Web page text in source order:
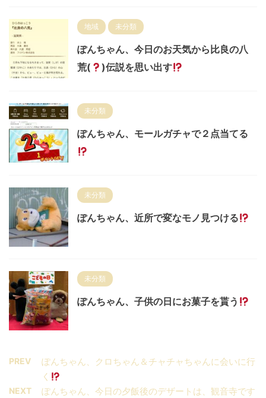
地域 未分類
ぽんちゃん、今日のお天気から比良の八
荒(
)伝説を思い出す
未分類
ぽんちゃん、モールガチャで２点当てる
未分類
ぽんちゃん、近所で変なモノ見つける
未分類
ぽんちゃん、子供の日にお菓子を貰う
PREV
ぽんちゃん、クロちゃん＆チャチャちゃんに会いに行
く
NEXT ぽんちゃん、今日の夕飯後のデザートは、観音寺です